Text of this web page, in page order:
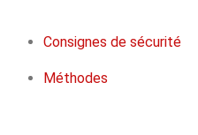
Consignes de sécurité
Méthodes